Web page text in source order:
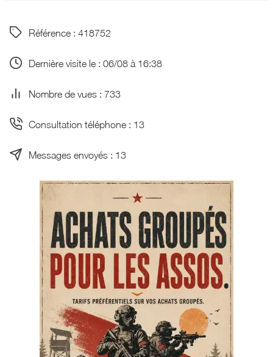
Référence : 418752
Dernière visite le : 06/08 à 16:38
Nombre de vues : 733
Consultation téléphone : 13
Messages envoyés : 13